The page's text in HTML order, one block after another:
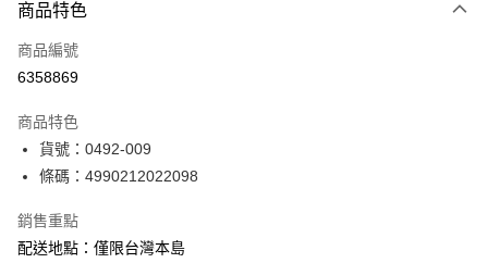
信用卡一次付款
Apple Pay
悠遊付
ATM付款
運送方式
商品特色
商品編號
6358869
商品特色
貨號：0492-009
條碼：4990212022098
銷售重點
配送地點：僅限台灣本島